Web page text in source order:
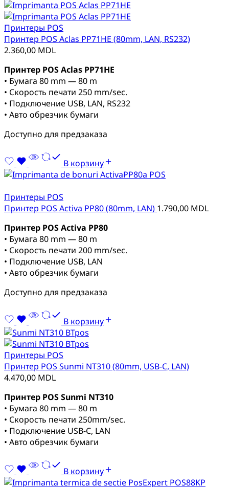
Принтеры POS
Принтер POS Aclas PP71HE (80mm, LAN, RS232)
2.360,00 MDL
Принтер POS Aclas PP71HE
• Бумага 80 mm — 80 m
• Скорость печати 250 mm/sec.
• Подключение USB, LAN, RS232
• Авто обрезчик бумаги
Доступно для предзаказа
В корзину
Принтеры POS
Принтер POS Activa PP80 (80mm, LAN) 1.790,00 MDL
Принтер POS Activa PP80
• Бумага 80 mm — 80 m
• Скорость печати 200 mm/sec.
• Подключение USB, LAN
• Авто обрезчик бумаги
Доступно для предзаказа
В корзину
Принтеры POS
Принтер POS Sunmi NT310 (80mm, USB-C, LAN)
4.470,00 MDL
Принтер POS Sunmi NT310
• Бумага 80 mm — 80 m
• Скорость печати 250mm/sec.
• Подключение USB-C, LAN
• Авто обрезчик бумаги
В корзину